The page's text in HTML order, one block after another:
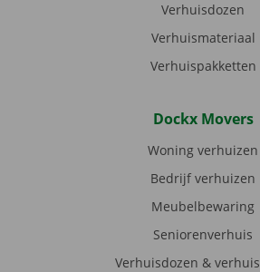
Verhuisdozen
Verhuismateriaal
Verhuispakketten
Dockx Movers
Woning verhuizen
Bedrijf verhuizen
Meubelbewaring
Seniorenverhuis
Verhuisdozen &